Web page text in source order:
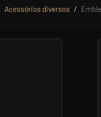
Acessórios diversos